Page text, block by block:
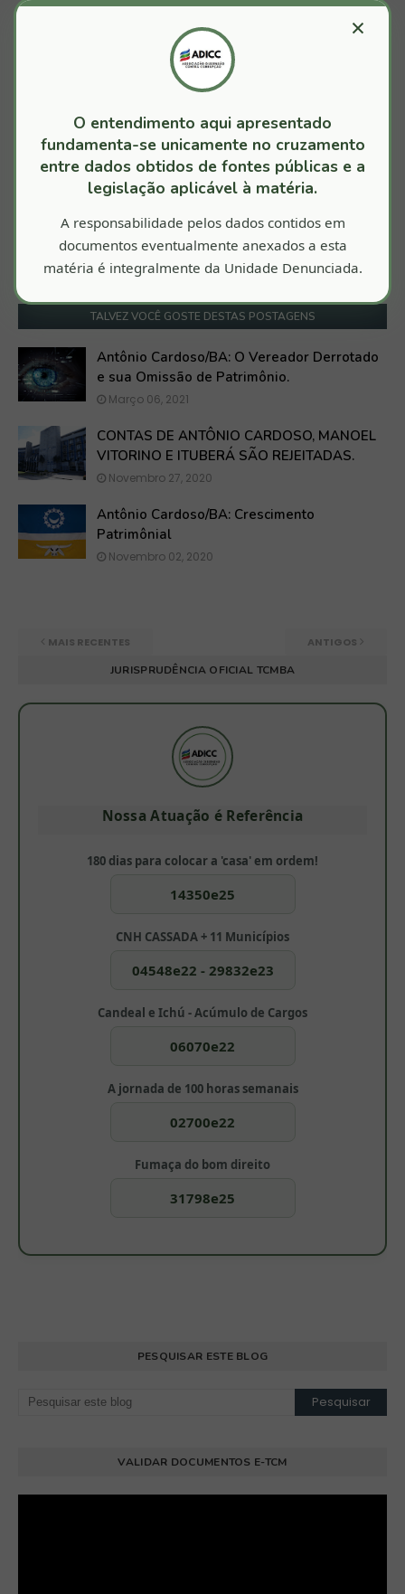
PATRIMONIO - 2012
PATRIMONIO - 2016
PATRIMONIO - 2020
TCM - 2018
TCM - 2019
TCM - 2020
ANTÔNIO CARDOSO
TALVEZ VOCÊ GOSTE DESTAS POSTAGENS
Antônio Cardoso/BA: O Vereador Derrotado
e sua Omissão de Patrimônio.
Março 06, 2021
CONTAS DE ANTÔNIO CARDOSO, MANOEL
VITORINO E ITUBERÁ SÃO REJEITADAS.
Novembro 27, 2020
Antônio Cardoso/BA: Crescimento
Patrimônial
Novembro 02, 2020
MAIS RECENTES
ANTIGOS
JURISPRUDÊNCIA OFICIAL TCMBA
Nossa Atuação é Referência
180 dias para colocar a 'casa' em ordem!
14350e25
CNH CASSADA + 11 Municípios
04548e22 - 29832e23
Candeal e Ichú - Acúmulo de Cargos
06070e22
A jornada de 100 horas semanais
02700e22
Fumaça do bom direito
31798e25
×
O entendimento aqui apresentado
fundamenta-se unicamente no cruzamento
entre dados obtidos de fontes públicas e a
legislação aplicável à matéria.
A responsabilidade pelos dados contidos em
documentos eventualmente anexados a esta
matéria é integralmente da Unidade Denunciada.
PESQUISAR ESTE BLOG
VALIDAR DOCUMENTOS E-TCM